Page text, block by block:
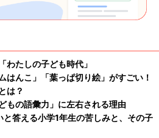
わたしの子ども時代」
はんこ」「葉っぱ切り絵」がすごい！
は？
もの語彙力」に左右される理由
と答える小学1年生の苦しみと、その子